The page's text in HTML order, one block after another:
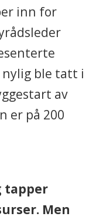
inn for
nylig ble tatt i
av
er på 200
tapper
Men